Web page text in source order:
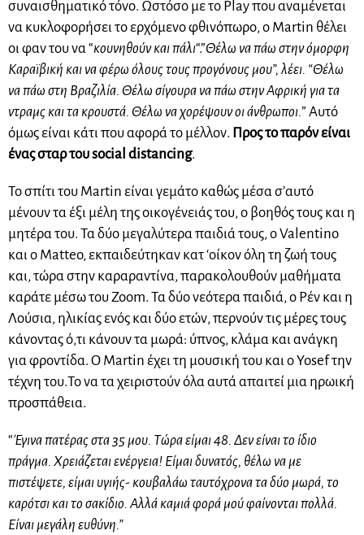
συναισθηματικό τόνο. Ωστόσο με το Play που αναμένεται
να κυκλοφορήσει το ερχόμενο φθινόπωρο, ο Martin θέλει
οι φαν του να “κουνηθούν και πάλι“.”Θέλω να πάω στην όμορφη
Καραϊβική και να φέρω όλους τους προγόνους μου”, λέει. “Θέλω
να πάω στη Βραζιλία. Θέλω σίγουρα να πάω στην Αφρική για τα
ντραμς και τα κρουστά. Θέλω να χορέψουν οι άνθρωποι.” Αυτό
όμως είναι κάτι που αφορά το μέλλον. Προς το παρόν είναι
ένας σταρ του social distancing.
Το σπίτι του Martin είναι γεμάτο καθώς μέσα σ’αυτό
μένουν τα έξι μέλη της οικογένειάς του, ο βοηθός τους και η
μητέρα του. Τα δύο μεγαλύτερα παιδιά τους, ο Valentino
και ο Matteo, εκπαιδεύτηκαν κατ ‘οίκον όλη τη ζωή τους
και, τώρα στην καραραντίνα, παρακολουθούν μαθήματα
καράτε μέσω του Zoom. Τα δύο νεότερα παιδιά, ο Ρέν και η
Λούσια, ηλικίας ενός και δύο ετών, περνούν τις μέρες τους
κάνοντας ό,τι κάνουν τα μωρά: ύπνος, κλάμα και ανάγκη
για φροντίδα. Ο Martin έχει τη μουσική του και ο Yosef την
τέχνη του.Το να τα χειριστούν όλα αυτά απαιτεί μια ηρωική
προσπάθεια.
“Έγινα πατέρας στα 35 μου. Τώρα είμαι 48. Δεν είναι το ίδιο
πράγμα. Χρειάζεται ενέργεια! Είμαι δυνατός, θέλω να με
πιστέψετε, είμαι υγιής- κουβαλάω ταυτόχρονα τα δύο μωρά, το
καρότσι και το σακίδιο. Αλλά καμιά φορά μού φαίνονται πολλά.
Είναι μεγάλη ευθύνη.”